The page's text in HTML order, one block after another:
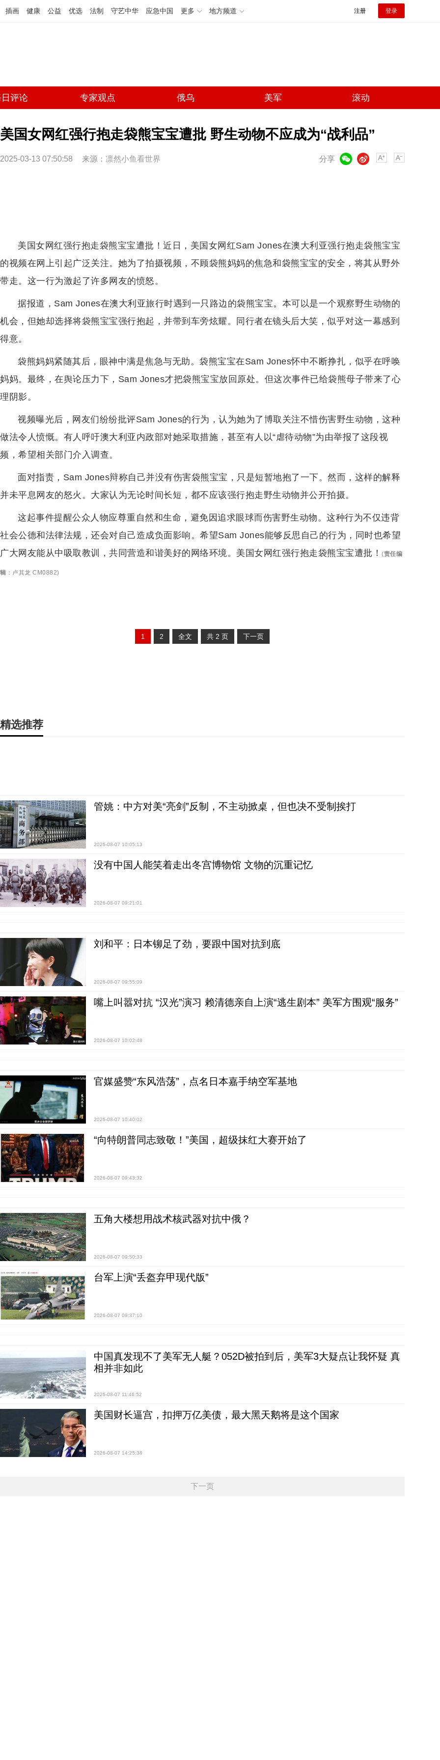
插画 健康 公益 优选 法制 守艺中华 应急中国 更多 地方频道 注册 登录
评论 专家观点 俄乌 美军 滚动
美国女网红强行抱走袋熊宝宝遭批 野生动物不应成为“战利品”
2025-03-13 07:50:58 来源： 凛然小鱼看世界 分享
微博
美国女网红强行抱走袋熊宝宝遭批！近日，美国女网红Sam Jones在澳大利亚强行抱走袋熊宝宝
的视频在网上引起广泛关注。她为了拍摄视频，不顾袋熊妈妈的焦急和袋熊宝宝的安全，将其从野外
带走。这一行为激起了许多网友的愤怒。
据报道，Sam Jones在澳大利亚旅行时遇到一只路边的袋熊宝宝。本可以是一个观察野生动物的
机会，但她却选择将袋熊宝宝强行抱起，并带到车旁炫耀。同行者在镜头后大笑，似乎对这一幕感到
得意。
袋熊妈妈紧随其后，眼神中满是焦急与无助。袋熊宝宝在Sam Jones怀中不断挣扎，似乎在呼唤
妈妈。最终，在舆论压力下，Sam Jones才把袋熊宝宝放回原处。但这次事件已给袋熊母子带来了心
理阴影。
视频曝光后，网友们纷纷批评Sam Jones的行为，认为她为了博取关注不惜伤害野生动物，这种
做法令人愤慨。有人呼吁澳大利亚内政部对她采取措施，甚至有人以“虐待动物”为由举报了这段视
频，希望相关部门介入调查。
面对指责，Sam Jones辩称自己并没有伤害袋熊宝宝，只是短暂地抱了一下。然而，这样的解释
并未平息网友的怒火。大家认为无论时间长短，都不应该强行抱走野生动物并公开拍摄。
这起事件提醒公众人物应尊重自然和生命，避免因追求眼球而伤害野生动物。这种行为不仅违背
社会公德和法律法规，还会对自己造成负面影响。希望Sam Jones能够反思自己的行为，同时也希望
广大网友能从中吸取教训，共同营造和谐美好的网络环境。美国女网红强行抱走袋熊宝宝遭批！ (责任编
辑 ： 卢其龙 CM0882)
1 2 全文 共 2 页 下一页
精选推荐
管姚：中方对美“亮剑”反制，不主动掀桌，但也决不受制挨打
2026-08-07 10:05:13
没有中国人能笑着走出冬宫博物馆 文物的沉重记忆
2026-08-07 09:21:01
刘和平：日本铆足了劲，要跟中国对抗到底
2026-08-07 09:55:09
嘴上叫嚣对抗 “汉光”演习 赖清德亲自上演“逃生剧本” 美军方围观“服务”
2026-08-07 10:02:48
官媒盛赞“东风浩荡”，点名日本嘉手纳空军基地
2026-08-07 10:40:02
“向特朗普同志致敬！”美国，超级抹红大赛开始了
2026-08-07 09:43:32
五角大楼想用战术核武器对抗中俄？
2026-08-07 09:50:33
台军上演“丢盔弃甲现代版”
2026-08-07 09:37:10
中国真发现不了美军无人艇？052D被拍到后，美军3大疑点让我怀疑 真
相并非如此
2026-08-07 11:46:52
美国财长逼宫，扣押万亿美债，最大黑天鹅将是这个国家
2026-08-07 14:25:38
下一页